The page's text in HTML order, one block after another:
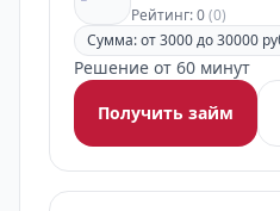
Рейтинг: 0(0)
Сумма: от 3000 до 30000
Решение от 60 минут
Получить займ